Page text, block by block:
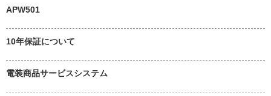
APW501
10年保証について
電装商品サービスシステム